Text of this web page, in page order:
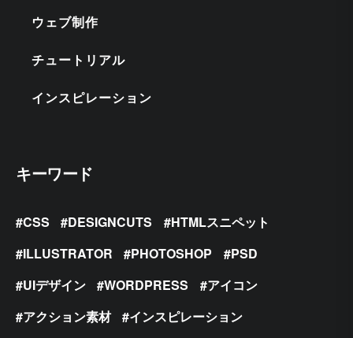
ウェブ制作
チュートリアル
インスピレーション
キーワード
CSS DESIGNCUTS
HTMLスニペット
ILLUSTRATOR
PHOTOSHOP
PSD
UIデザイン
WORDPRESS
アイコン
アクション素材
インスピレーション